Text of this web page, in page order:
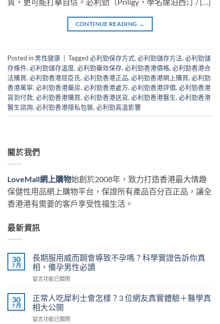
CONTINUE READING →
Posted in 男性健康 Tagged必利勁保存方式, 必利勁儲存方法, 必利勁儲
存條件, 必利勁儲存溫度, 必利勁藥效保存, 必利勁香港價格, 必利勁香港合
法購買, 必利勁香港屈臣氏, 必利勁香港正品, 必利勁香港網上購買, 必利勁
香港萬寧, 必利勁香港藥房, 必利勁香港處方, 必利勁香港評價, 必利勁香港
貨到付款, 必利勁香港購買, 必利勁香港送貨, 必利勁香港醫生, 必利勁香港
醫生諮詢, 必利勁香港隱私包裝, 必利勁高溫影響
關於我們
LoveMall網上購物始創於2008年，致力打造香港最大情趣
保健性用品網上購物平台，保證所有產品百分百正品，讓全
香港港有需要的客戶享受性福生活。
最新資訊
30
7 月
長期服用威而鋼會導致不孕嗎？科學實證告訴你真
相，備孕男性必讀
在
期
服
用
威
留言功能已關閉
30
7 月
正常人吃犀利士會怎樣？3 位網友真實體驗＋醫學真
相大公開
在
留言功能已關閉